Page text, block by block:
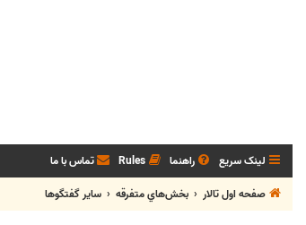
لینک سریع راهنما Rules تماس با ما
صفحه اول تالار
بخش‌‌هاي متفرقه ساير گفتگوها